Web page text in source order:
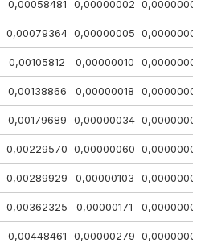
0,00058481 0,00000002
0,00079364 0,00000005
0,00105812 0,00000010
0,00138866 0,00000018
0,00179689 0,00000034
0,00229570 0,00000060
0,00289929 0,00000103
0,00362325 0,00000171
0,00448461 0,00000279